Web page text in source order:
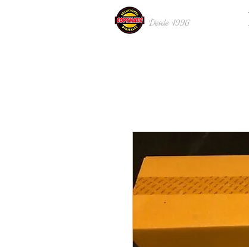
Desde 1996